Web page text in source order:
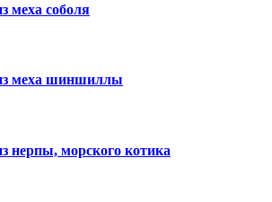
меха соболя
меха шиншиллы
нерпы, морского котика